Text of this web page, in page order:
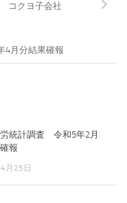
コクヨ子会社
月分結果確報
統計調査 令和5年2月
報
月25日